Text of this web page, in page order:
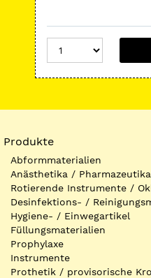
Produkte
Abformmaterialien
Anästhetika / Pharmazeutika
Rotierende Instrumente /
Desinfektions- /
Hygiene- / Einwegartikel
Füllungsmaterialien
Prophylaxe
Instrumente
Prothetik / provisorische